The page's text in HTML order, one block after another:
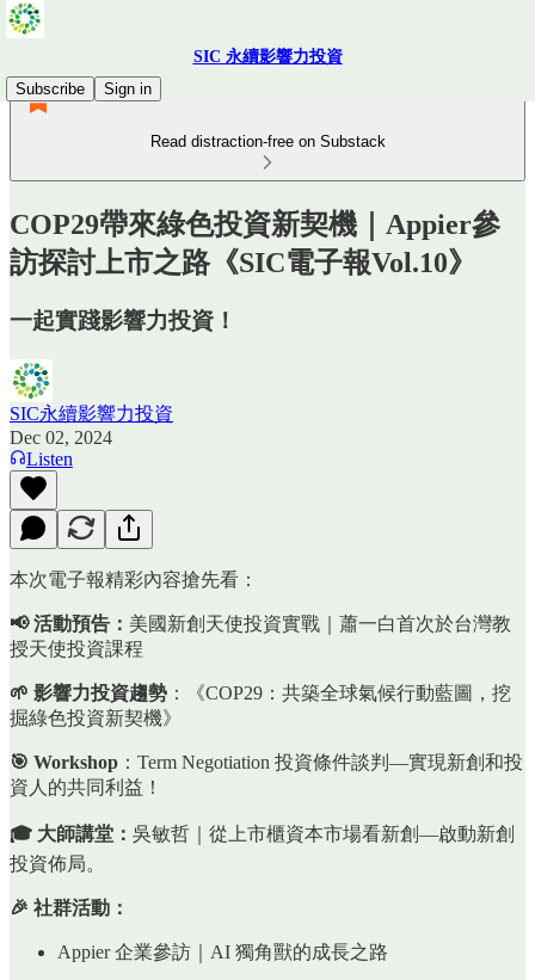
SIC 永續影響力投資
Subscribe
Sign in
Read distraction-free on Substack
COP29帶來綠色投資新契機｜Appier參
訪探討上市之路《SIC電子報Vol.10》
一起實踐影響力投資！
SIC永續影響力投資
Dec 02, 2024
Listen
本次電子報精彩內容搶先看：
📢 活動預告： 美國新創天使投資實戰｜蕭一白首次於台灣教
授天使投資課程
🌱 影響力投資趨勢 ：《COP29：共築全球氣候行動藍圖，挖
掘綠色投資新契機》
🎯 Workshop ：Term Negotiation 投資條件談判—實現新創和投
資人的共同利益！
🎓 大師講堂： 吳敏哲｜從上市櫃資本市場看新創—啟動新創
投資佈局。
🎉 社群活動：
Appier 企業參訪｜AI 獨角獸的成長之路